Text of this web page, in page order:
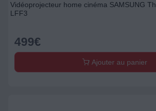
Vidéoprojecteur home cinéma SAMSUNG
LFF3
499€
Ajouter au panier